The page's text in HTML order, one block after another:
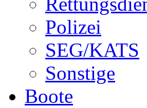
Polizei
SEG/KATS
Sonstige
Boote